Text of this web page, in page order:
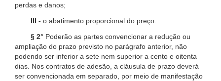
perdas e danos;
III - o abatimento proporcional do preço.
§ 2° Poderão as partes convencionar a redução ou
ampliação do prazo previsto no parágrafo anterior, não
podendo ser inferior a sete nem superior a cento e oitenta
dias. Nos contratos de adesão, a cláusula de prazo deverá
ser convencionada em separado, por meio de manifestação